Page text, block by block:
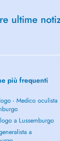
ultime
più frequenti
- Medico oculista
a Lussemburgo
a